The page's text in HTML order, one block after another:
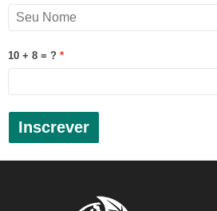
10 + 8 = ?
Inscrever